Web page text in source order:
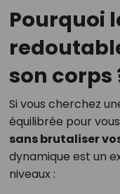
Pourquoi
son corps
Si vous cherchez
équilibrée pour
sans brutaliser
dynamique est un
niveaux :